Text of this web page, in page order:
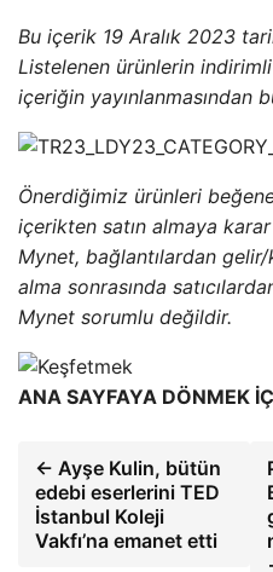
Bu içerik 19 Aralık 2023
Listelenen ürünlerin
içeriğin yayınlanmasından
Önerdiğimiz ürünleri
içerikten satın almaya
Mynet, bağlantılardan
alma sonrasında
Mynet sorumlu değildir.
ANA SAYFAYA DÖNMEK
← Ayşe Kulin, bütün
edebi eserlerini TED
İstanbul Koleji
Vakfı’na emanet etti